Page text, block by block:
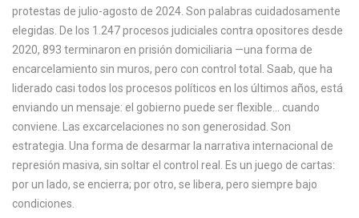
protestas de julio-agosto de 2024. Son palabras cuidadosamente
elegidas. De los 1.247 procesos judiciales contra opositores desde
2020, 893 terminaron en prisión domiciliaria —una forma de
encarcelamiento sin muros, pero con control total. Saab, que ha
liderado casi todos los procesos políticos en los últimos años, está
enviando un mensaje: el gobierno puede ser flexible… cuando
conviene. Las excarcelaciones no son generosidad. Son
estrategia. Una forma de desarmar la narrativa internacional de
represión masiva, sin soltar el control real. Es un juego de cartas:
por un lado, se encierra; por otro, se libera, pero siempre bajo
condiciones.